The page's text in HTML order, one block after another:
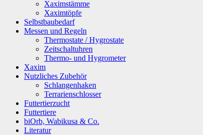
Xaximstämme
Xaximtöpfe
Selbstbaubedarf
Messen und Regeln
Thermostate / Hygrostate
Zeitschaltuhren
Thermo- und Hygrometer
Xaxim
Nutzliches Zubehör
Schlangenhaken
Terrarienschlosser
Futtertierzucht
Futtertiere
biOrb, Wabikusa & Co.
Literatur